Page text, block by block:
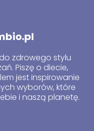
zdrowego stylu
Piszę o diecie,
jest inspirowanie
wyborów, które
i naszą planetę.